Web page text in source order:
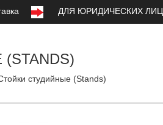
ДЛЯ ЮРИДИЧЕСКИХ ЛИЦ
студийные (Stands)